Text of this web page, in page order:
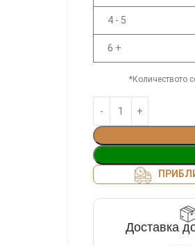
4 - 5
6 +
*Количеството
Доставка